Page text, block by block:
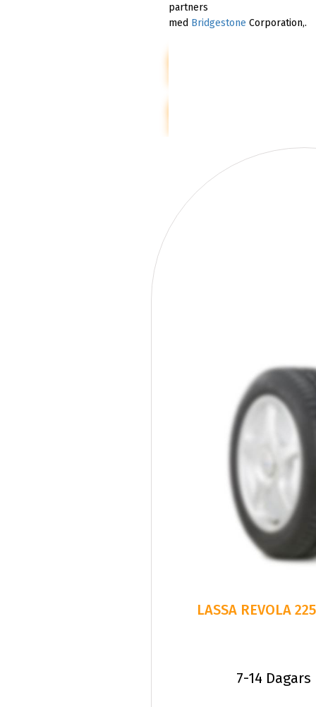
partners
med Bridgestone Corporation,.
7-14